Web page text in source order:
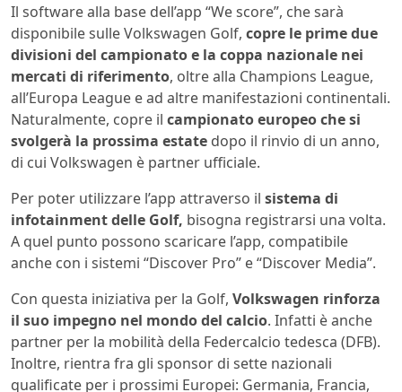
Il software alla base dell’app “We score”, che sarà
disponibile sulle Volkswagen Golf, copre le prime due
divisioni del campionato e la coppa nazionale nei
mercati di riferimento, oltre alla Champions League,
all’Europa League e ad altre manifestazioni continentali.
Naturalmente, copre il campionato europeo che si
svolgerà la prossima estate dopo il rinvio di un anno,
di cui Volkswagen è partner ufficiale.
Per poter utilizzare l’app attraverso il sistema di
infotainment delle Golf, bisogna registrarsi una volta.
A quel punto possono scaricare l’app, compatibile
anche con i sistemi “Discover Pro” e “Discover Media”.
Con questa iniziativa per la Golf, Volkswagen rinforza
il suo impegno nel mondo del calcio. Infatti è anche
partner per la mobilità della Federcalcio tedesca (DFB).
Inoltre, rientra fra gli sponsor di sette nazionali
qualificate per i prossimi Europei: Germania, Francia,